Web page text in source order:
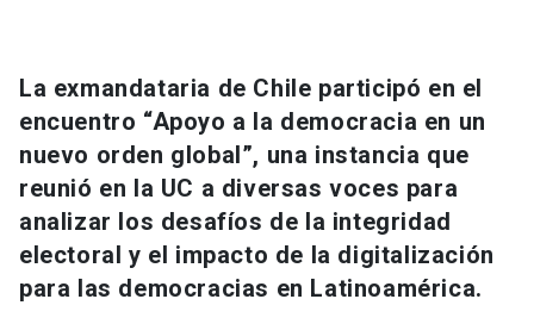
Información para keyboard_arrow_down
Futuros estudiantes
Estudiantes
Académicos
Go to english site launch
ACCESOS DIRECTOS
Admisión launch
La exmandataria de Chile participó en el
encuentro “Apoyo a la democracia en un
nuevo orden global”, una instancia que
reunió en la UC a diversas voces para
analizar los desafíos de la integridad
electoral y el impacto de la digitalización
para las democracias en Latinoamérica.